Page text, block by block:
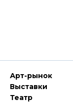
Арт-рынок
Выставки
Театр